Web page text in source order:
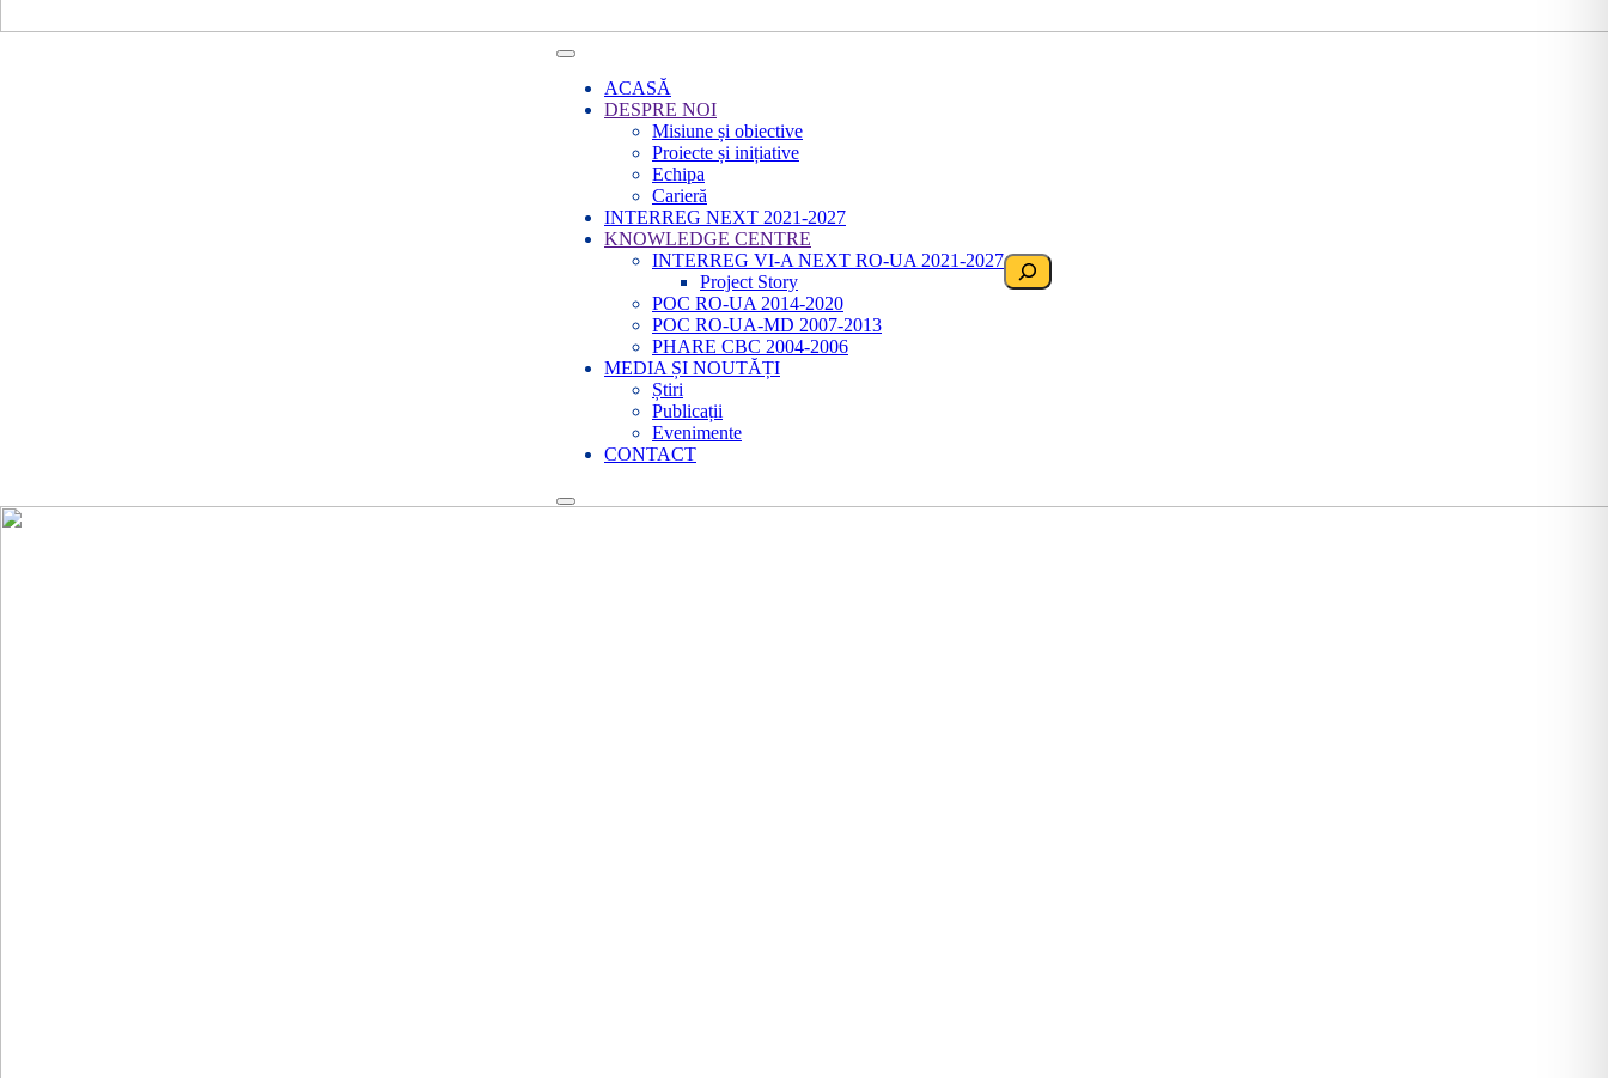
ACASĂ
DESPRE NOI
Misiune și obiective
Proiecte și inițiative
Echipa
Carieră
INTERREG NEXT 2021-2027
KNOWLEDGE CENTRE
INTERREG VI-A NEXT RO-UA 2021-2027
Project Story
POC RO-UA 2014-2020
POC RO-UA-MD 2007-2013
PHARE CBC 2004-2006
MEDIA ȘI NOUTĂȚI
Știri
Publicații
Evenimente
CONTACT
Search